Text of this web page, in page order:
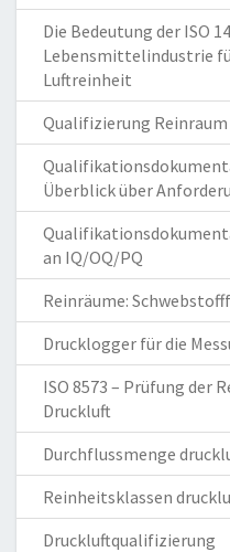
Die Bedeutung der ISO
Lebensmittelindustrie
Luftreinheit
Qualifizierung Reinraum
Überblick über
an IQ/OQ/PQ
Reinräume:
Drucklogger für die
ISO 8573 – Prüfung der
Druckluft
Durchflussmenge
Reinheitsklassen
Druckluftqualifizierung